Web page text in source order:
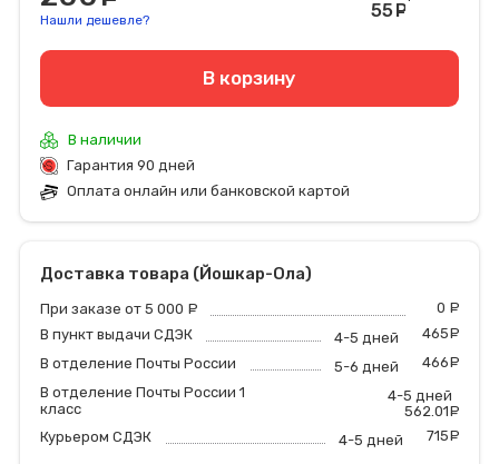
Нашли дешевле? 55
В корзину
В наличии
Гарантия 90 дней
Оплата онлайн или банковской картой
Доставка товара (Йошкар-Ола)
При заказе от 5 000 0
В пункт выдачи СДЭК
4-5 дней 465
В отделение Почты России
5-6 дней 466
В отделение Почты России 1
класс
4-5 дней
562.01
Курьером СДЭК
4-5 дней 715